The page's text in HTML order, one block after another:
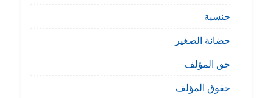
جنسية
حضانة الصغير
حق المؤلف
حقوق المؤلف